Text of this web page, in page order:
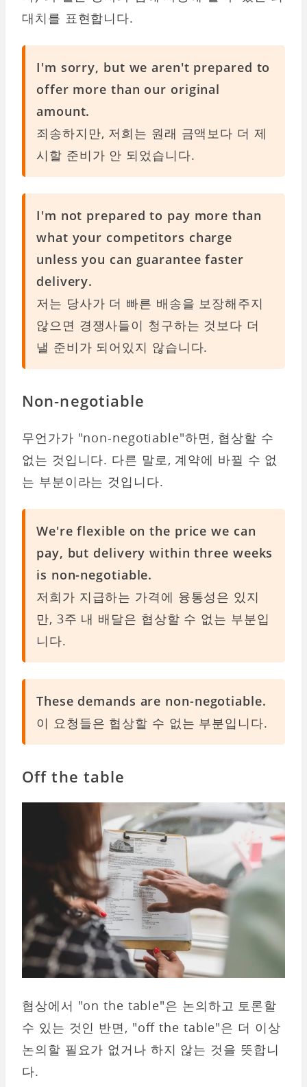
대치를 표현합니다.
I'm sorry, but we aren't prepared to
offer more than our original
amount.
죄송하지만, 저희는 원래 금액보다 더 제
시할 준비가 안 되었습니다.
I'm not prepared to pay more than
what your competitors charge
unless you can guarantee faster
delivery.
저는 당사가 더 빠른 배송을 보장해주지
않으면 경쟁사들이 청구하는 것보다 더
낼 준비가 되어있지 않습니다.
Non-negotiable
무언가가 "non-negotiable"하면, 협상할 수
없는 것입니다. 다른 말로, 계약에 바뀔 수 없
는 부분이라는 것입니다.
We're flexible on the price we can
pay, but delivery within three weeks
is non-negotiable.
저희가 지급하는 가격에 융통성은 있지
만, 3주 내 배달은 협상할 수 없는 부분입
니다.
These demands are non-negotiable.
이 요청들은 협상할 수 없는 부분입니다.
Off the table
협상에서 "on the table"은 논의하고 토론할
수 있는 것인 반면, "off the table"은 더 이상
논의할 필요가 없거나 하지 않는 것을 뜻합니
다.